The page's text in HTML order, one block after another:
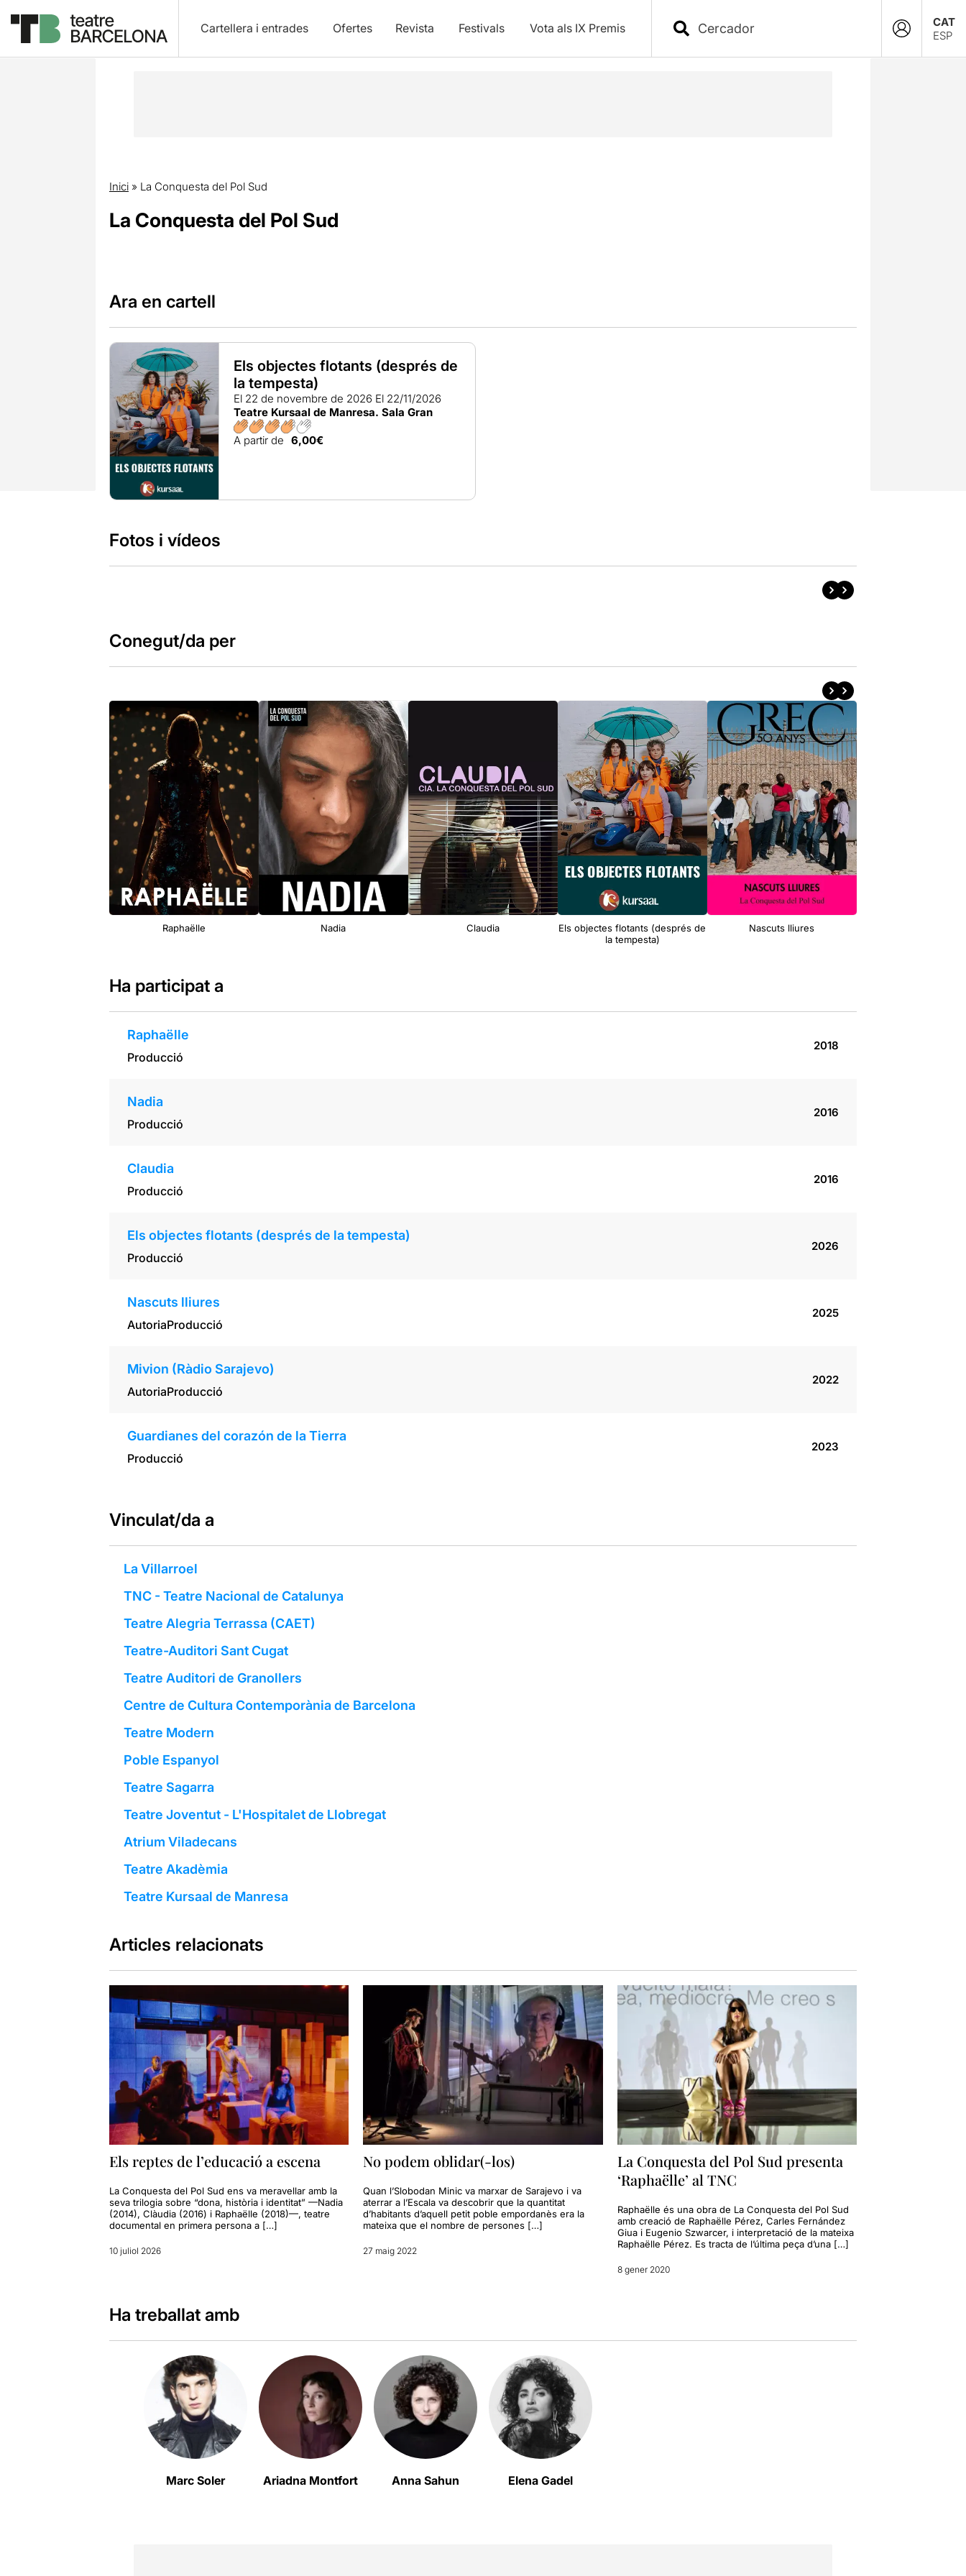
Cartellera i entrades Ofertes Revista Festivals Vota als IX Premis
CAT
ESP
Inici» La Conquesta del Pol Sud
La Conquesta del Pol Sud
Ara en cartell
Els objectes flotants (després de
la tempesta)
El 22 de novembre de 2026 El 22/11/2026
Teatre Kursaal de Manresa. Sala Gran
A partir de 6,00€
Fotos i vídeos
Conegut/da per
Raphaëlle Nadia Claudia
Els objectes flotants (després de
la tempesta)
Nascuts lliures
Ha participat a
Raphaëlle
Producció
2018
Nadia
Producció
2016
Claudia
Producció
2016
Els objectes flotants (després de la tempesta)
Producció
2026
Nascuts lliures
AutoriaProducció
2025
Mivion (Ràdio Sarajevo)
AutoriaProducció
2022
Guardianes del corazón de la Tierra
Producció
2023
Vinculat/da a
La Villarroel
TNC - Teatre Nacional de Catalunya
Teatre Alegria Terrassa (CAET)
Teatre-Auditori Sant Cugat
Teatre Auditori de Granollers
Centre de Cultura Contemporània de Barcelona
Teatre Modern
Poble Espanyol
Teatre Sagarra
Teatre Joventut - L'Hospitalet de Llobregat
Atrium Viladecans
Teatre Akadèmia
Teatre Kursaal de Manresa
Articles relacionats
Els reptes de l’educació a escena
La Conquesta del Pol Sud ens va meravellar amb la
seva trilogia sobre “dona, història i identitat” —Nadia
(2014), Clàudia (2016) i Raphaëlle (2018)—, teatre
documental en primera persona a […]
10 juliol 2026
No podem oblidar(-los)
Quan l’Slobodan Minic va marxar de Sarajevo i va
aterrar a l’Escala va descobrir que la quantitat
d’habitants d’aquell petit poble empordanès era la
mateixa que el nombre de persones […]
27 maig 2022
La Conquesta del Pol Sud presenta
‘Raphaëlle’ al TNC
Raphaëlle és una obra de La Conquesta del Pol Sud
amb creació de Raphaëlle Pérez, Carles Fernández
Giua i Eugenio Szwarcer, i interpretació de la mateixa
Raphaëlle Pérez. Es tracta de l’última peça d’una […]
8 gener 2020
Ha treballat amb
Marc Soler Ariadna Montfort Anna Sahun Elena Gadel